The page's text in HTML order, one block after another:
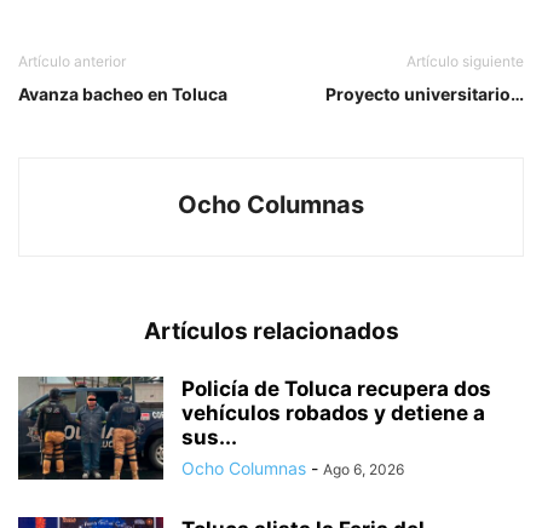
Artículo anterior
Avanza bacheo en Toluca
Artículo siguiente
Proyecto universitario…
Ocho Columnas
Artículos relacionados
Policía de Toluca recupera dos
vehículos robados y detiene a
sus...
Ocho Columnas - Ago 6, 2026